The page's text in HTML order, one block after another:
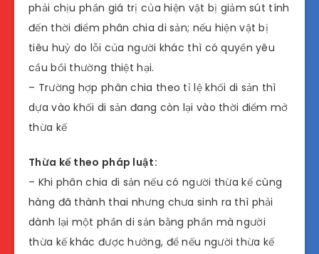
phải chịu phần giá trị của hiện vật bị giảm sút tính
đến thời điểm phân chia di sản; nếu hiện vật bị
tiêu huỷ do lỗi của người khác thì có quyền yêu
cầu bồi thường thiệt hại.
– Trường hợp phân chia theo tỉ lệ khối di sản thì
dựa vào khối di sản đang còn lại vào thời điểm mở
thừa kế
Thừa kế theo pháp luật:
– Khi phân chia di sản nếu có người thừa kế cùng
hàng đã thành thai nhưng chưa sinh ra thì phải
dành lại một phần di sản bằng phần mà người
thừa kế khác được hưởng, để nếu người thừa kế